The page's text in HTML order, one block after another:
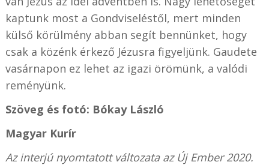
kaptunk most a Gondviseléstől, mert minden
külső körülmény abban segít bennünket, hogy
csak a közénk érkező Jézusra figyeljünk. Gaudete
vasárnapon ez lehet az igazi örömünk, a valódi
reményünk.
Szöveg és fotó: Bókay László
Magyar Kurír
Az interjú nyomtatott változata az Új Ember 2020.